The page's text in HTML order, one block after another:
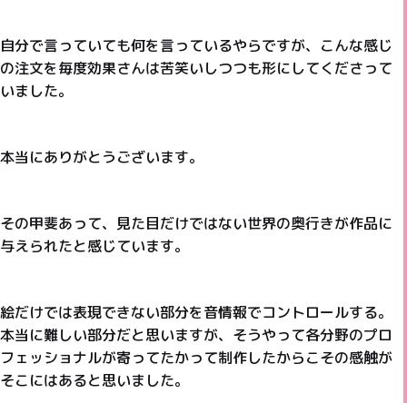
自分で言っていても何を言っているやらですが、こんな感じ
の注文を毎度効果さんは苦笑いしつつも形にしてくださって
いました。
本当にありがとうございます。
その甲斐あって、見た目だけではない世界の奥行きが作品に
与えられたと感じています。
絵だけでは表現できない部分を音情報でコントロールする。
本当に難しい部分だと思いますが、そうやって各分野のプロ
フェッショナルが寄ってたかって制作したからこその感触が
そこにはあると思いました。